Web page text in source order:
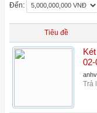
Đến:
Tiêu đề
Trả